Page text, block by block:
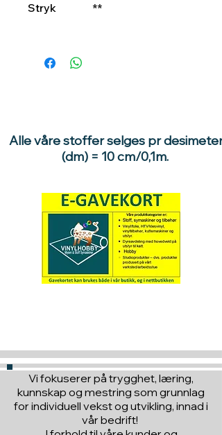
Stryk
**
Alle våre stoffer selges pr desimeter
(dm) = 10 cm/0,1m.
Vi fokuserer på trygghet, læring,
kunnskap og mestring som grunnlag
for individuell vekst og utvikling, innad i
vår bedrift!